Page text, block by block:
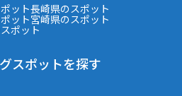
ット長崎県のスポット
ット宮崎県のスポット
ポット
スポットを探す